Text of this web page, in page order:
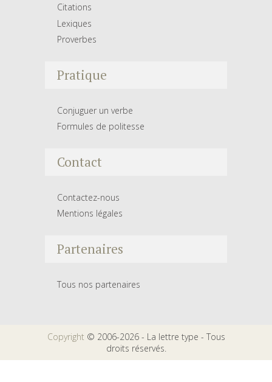
Citations
Lexiques
Proverbes
Pratique
Conjuguer un verbe
Formules de politesse
Contact
Contactez-nous
Mentions légales
Partenaires
Tous nos partenaires
Copyright © 2006-2026 - La lettre type - Tous
droits réservés.